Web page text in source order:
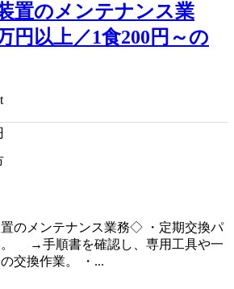
置のメンテナンス業
円以上／1食200円～の
のメンテナンス業務◇ ・定期交換パ
。 →手順書を確認し、専用工具や一
交換作業。 ・...